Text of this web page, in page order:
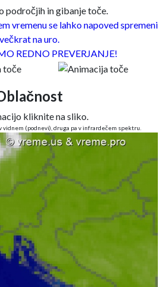
področjih in gibanje toče.
vremenu se lahko napoved spremeni
večkrat na uro.
REDNO PREVERJANJE!
kliknite na sliko.
vidnem (podnevi), druga pa v infrardečem spektru.